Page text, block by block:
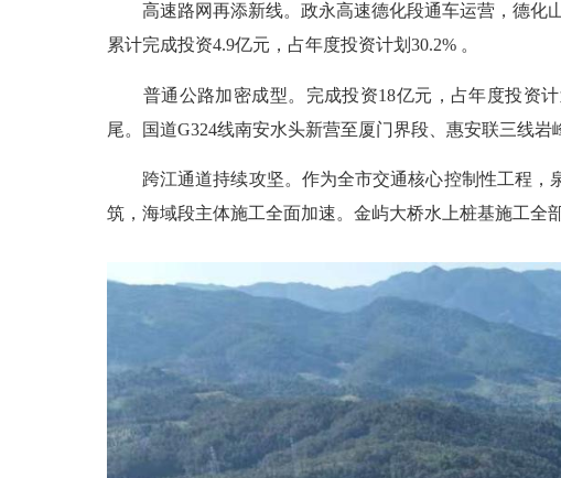
高速路网再添新线。政永高速德化段通车运营，德化山
累计完成投资4.9亿元，占年度投资计划30.2% 。
普通公路加密成型。完成投资18亿元，占年度投资计
尾。国道G324线南安水头新营至厦门界段、惠安联三线岩
跨江通道持续攻坚。作为全市交通核心控制性工程，
筑，海域段主体施工全面加速。金屿大桥水上桩基施工全